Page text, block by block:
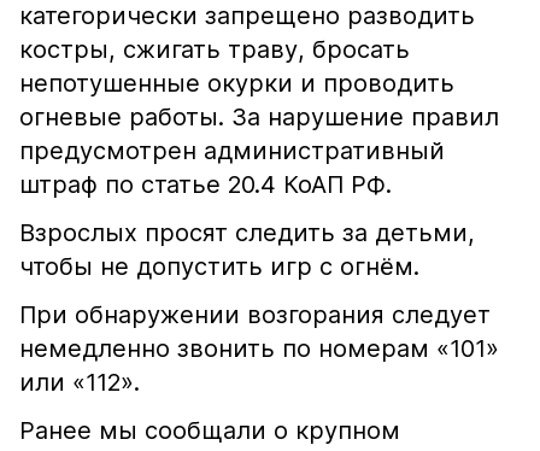
категорически запрещено разводить
костры, сжигать траву, бросать
непотушенные окурки и проводить
огневые работы. За нарушение правил
предусмотрен административный
штраф по статье 20.4 КоАП РФ.
Взрослых просят следить за детьми,
чтобы не допустить игр с огнём.
При обнаружении возгорания следует
немедленно звонить по номерам «101»
или «112».
Ранее мы сообщали о крупном